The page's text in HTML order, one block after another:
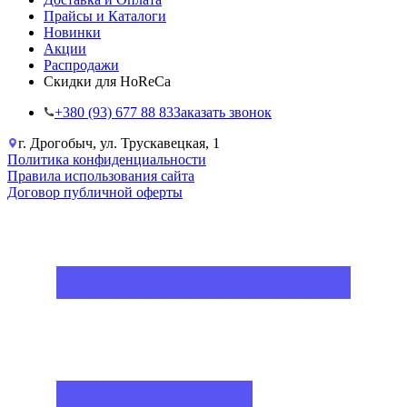
Прайсы и Каталоги
Новинки
Акции
Распродажи
Скидки для HoReCa
+38‎0 (93) 677 88 83Заказать звонок
г. Дрогобыч, ул. Трускавецкая, 1
Политика конфиденциальности
Правила использования сайта
Договор публичной оферты